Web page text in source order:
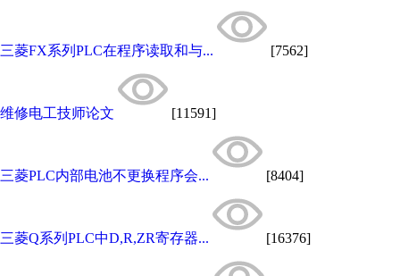
三菱FX系列PLC在程序读取和与... [7562]
维修电工技师论文 [11591]
三菱PLC内部电池不更换程序会... [8404]
三菱Q系列PLC中D,R,ZR寄存器... [16376]